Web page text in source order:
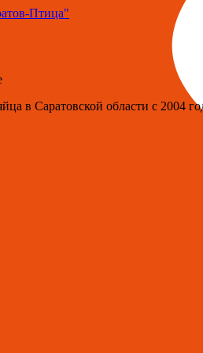
Птица"
в Саратовской области с 2004